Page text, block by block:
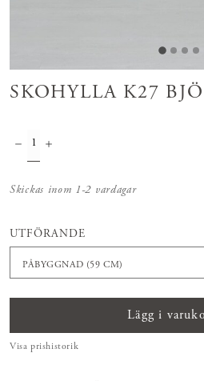
SKOHYLLA K27
Skickas inom 1-2 vardagar
UTFÖRANDE
PÅBYGGNAD (59 CM)
Lägg i
Visa prishistorik